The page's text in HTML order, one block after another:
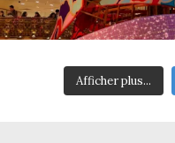
Afficher plus...